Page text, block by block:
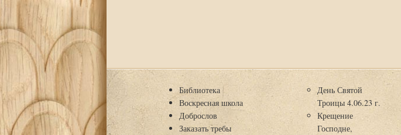
Библиотека
Воскресная школа
Доброслов
Заказать требы
День Святой
Троицы 4.06.23 г.
Крещение
Господне,